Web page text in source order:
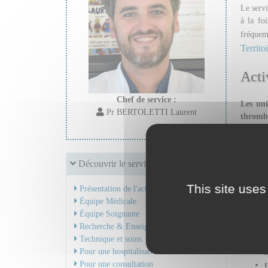
Chef de service :
Pr BERTOLETTI Laurent
Découvrir le service
Présentation de l'activité
Équipe Médicale
Équipe Soignante
Recherche & Enseignement
Technique et soins
Pour une hospitalisation
Pour une consultation
Le
à la
Les
This site